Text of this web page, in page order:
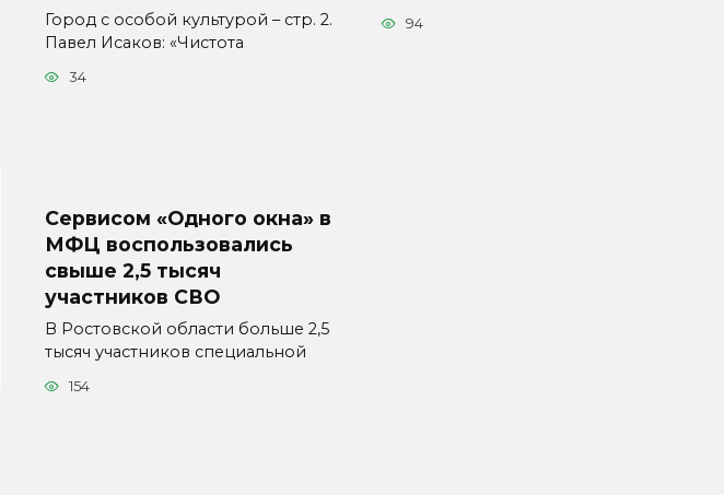
Город с особой культурой – стр. 2.
Павел Исаков: «Чистота
34
94
Сервисом «Одного окна» в
МФЦ воспользовались
свыше 2,5 тысяч
участников СВО
В Ростовской области больше 2,5
тысяч участников специальной
154